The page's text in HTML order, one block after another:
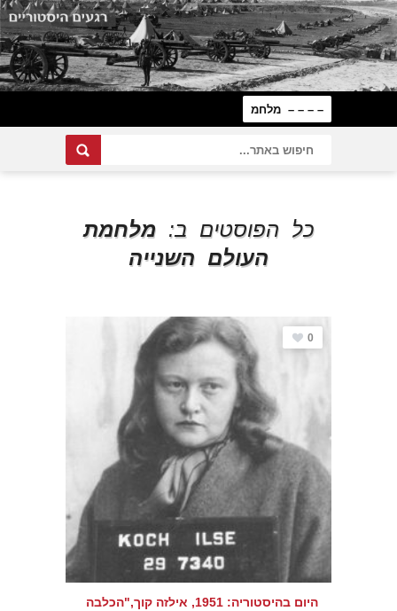
כל הפוסטים ב:מלחמת
העולם השנייה
0
היום בהיסטוריה: 1951, אילזה קוך,"הכלבה